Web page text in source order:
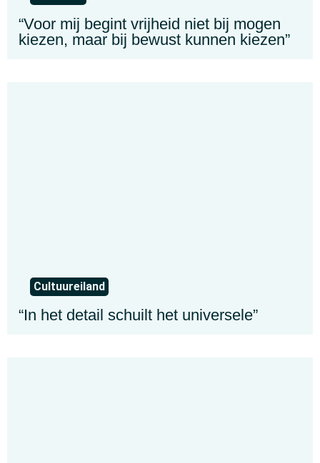
“Voor mij begint vrijheid niet bij mogen
kiezen, maar bij bewust kunnen kiezen”
Cultuureiland
“In het detail schuilt het universele”